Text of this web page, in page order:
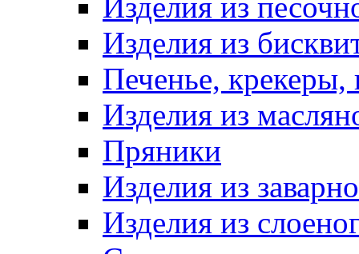
Изделия из
Печенье, крекеры,
Изделия из
Пряники
Изделия из
Изделия из